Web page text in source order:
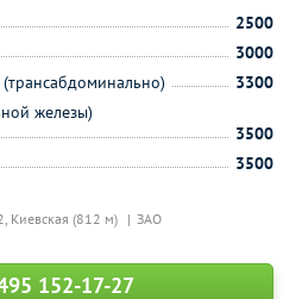
Киевская (812 м) ЗАО
2500
3000
3300
железы)
3500
3500
152-17-27